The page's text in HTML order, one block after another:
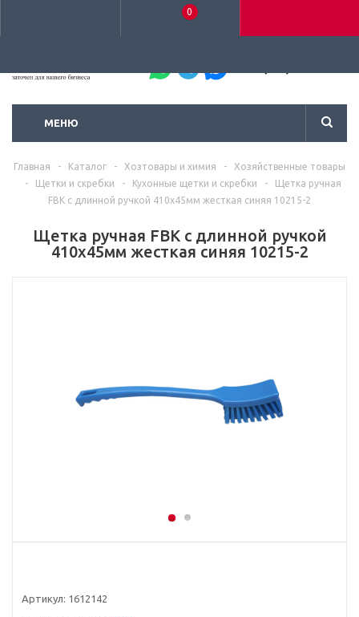
0
МЕНЮ
Главная - Каталог - Хозтовары и химия -
Хозяйственные товары
-
Щетки и скребки - Кухонные щетки и скребки -
Щетка ручная
FBK с длинной ручкой 410х45мм жесткая синяя 10215-2
Щетка ручная FBK с длинной ручкой
410х45мм жесткая синяя 10215-2
Артикул: 1612142